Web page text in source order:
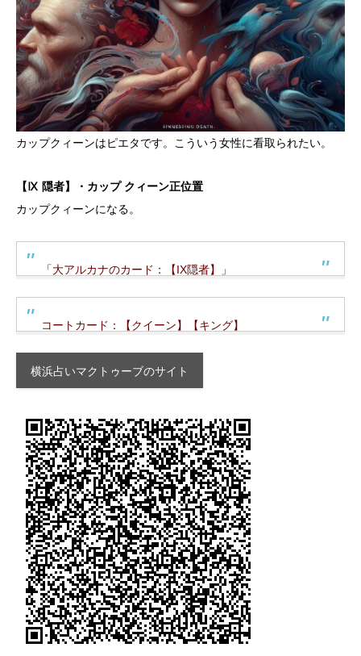
カップクィーンはピエタです。こういう女性に看取られたい。
【Ⅸ 隠者】・カップ クィーン正位置
カップクィーンになる。
「大アルカナのカード：【IX隠者】」
コートカード：【クイーン】【キング】
横浜占いマクトゥーブのサイト